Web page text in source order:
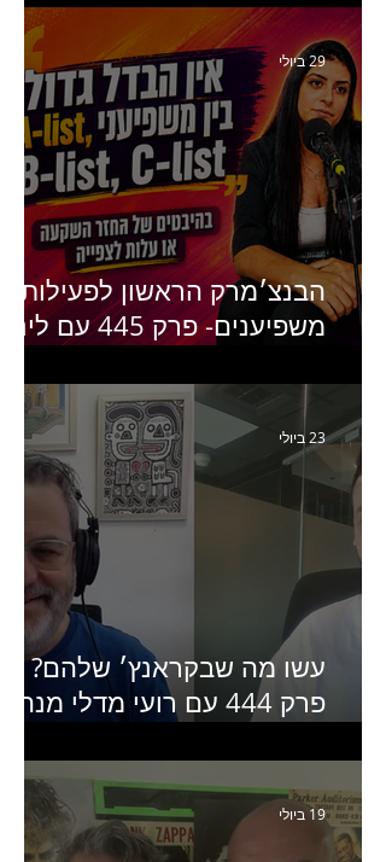
ומנהלת לשעבר של קהילת
היוצרים של טיקטוק
הבנצ׳מרק הראשון לפעילות
משפיענים- פרק 445 עם לינוי
Humanz ישראל
29 ביולי
עשו מה שבקראנץ׳ שלהם?
פרק 444 עם רועי מדלי מנהל
האחרון של קראנץ׳
23 ביולי
19 ביולי